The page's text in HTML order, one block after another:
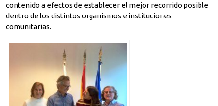
contenido a efectos de establecer el mejor recorrido posible
dentro de los distintos organismos e instituciones
comunitarias.